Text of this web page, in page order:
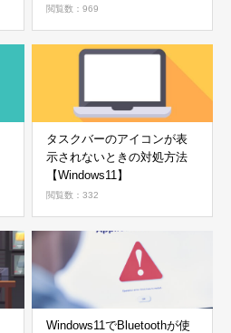
閲覧数：969
タスクバーのアイコンが表
示されないときの対処方法
【Windows11】
閲覧数：332
Windows11でBluetoothが使